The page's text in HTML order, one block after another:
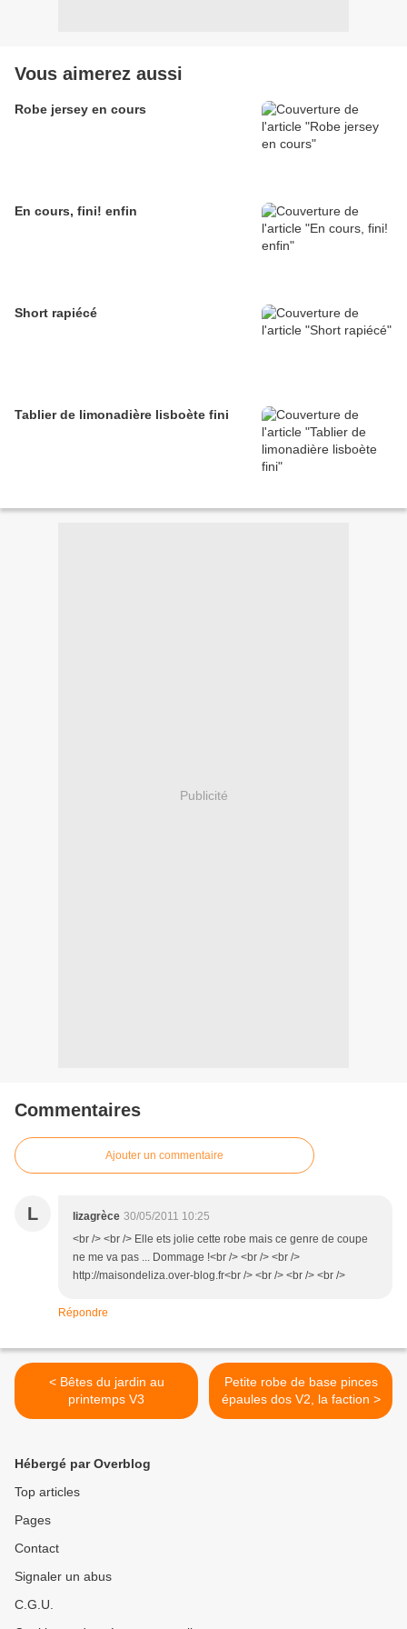
Vous aimerez aussi
Robe jersey en cours
En cours, fini! enfin
Short rapiécé
Tablier de limonadière lisboète fini
Publicité
Commentaires
Ajouter un commentaire
L lizagrèce 30/05/2011 10:25
<br /> <br /> Elle ets jolie cette robe mais ce genre de coupe
ne me va pas ... Dommage !<br /> <br /> <br />
http://maisondeliza.over-blog.fr<br /> <br /> <br /> <br />
Répondre
< Bêtes du jardin au
printemps V3
Petite robe de base pinces
épaules dos V2, la faction >
Hébergé par Overblog
Top articles
Pages
Contact
Signaler un abus
C.G.U.